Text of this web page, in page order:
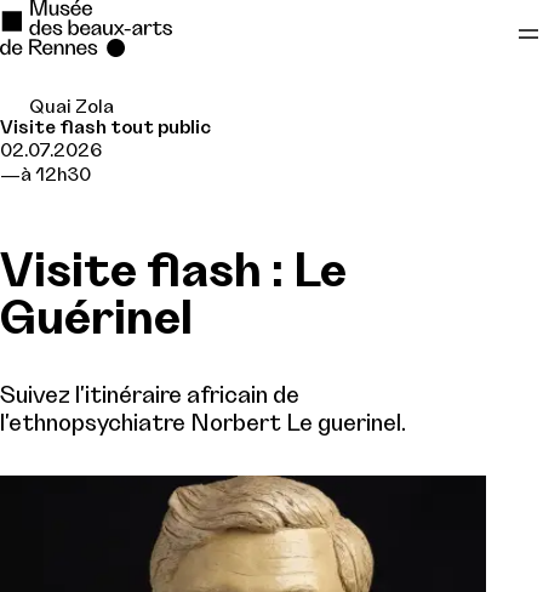
Se rendre au
Contenu principal
Quai Zola
Visite flash tout public
02.07.2026
à 12h30
Visite flash : Le
Guérinel
Suivez l'itinéraire africain de
l'ethnopsychiatre Norbert Le guerinel.